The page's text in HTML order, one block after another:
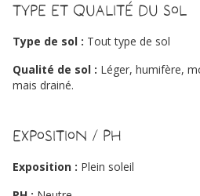
Type et qualité du sol
Type de sol : Tout type de sol
Qualité de sol : Léger, humifère,
mais drainé.
Exposition / PH
Exposition : Plein soleil